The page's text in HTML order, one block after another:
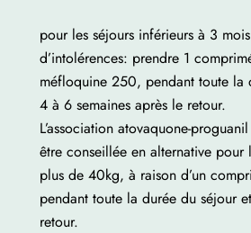
pour les séjours inférieurs à 3
d’intolérences: prendre 1
méfloquine 250, pendant toute la
4 à 6 semaines après le retour.
L’association atovaquone-
être conseillée en alternative pour
plus de 40kg, à raison d’un
pendant toute la durée du séjour
retour.